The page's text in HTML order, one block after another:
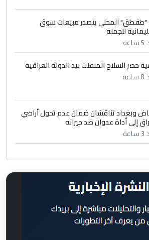
"طقطق" المحلي يتصدر مبيعات سوق
للجملة
حصر السلاح المنفلت بيد الدولة العراقية
وبغداد تناقشان ضمان عدم تحول أراضي
إلى أداة عدوان ضد جيرانه